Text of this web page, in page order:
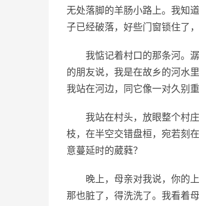
无处落脚的羊肠小路上。我知
子已经破落，好些门窗锁住了
我惦记着村口的那条河。
的朋友说，我是在故乡的河水
我站在河边，同它像一对久别
我站在村头，放眼整个村
枝，在半空交错盘桓，宛若刻
意蔓延时的葳蕤？
晚上，母亲对我说，你的
那也脏了，得洗洗了。我看着